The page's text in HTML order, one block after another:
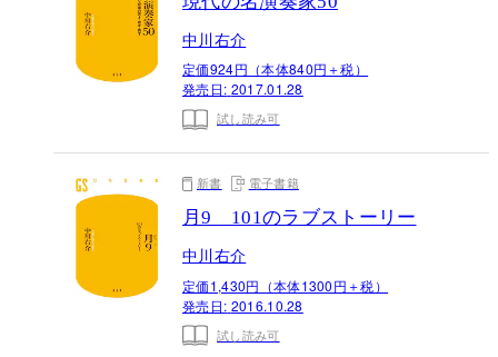
中川右介
定価924円（本体840円＋税）
発売日: 2017.01.28
試し読み可
新書 電子書籍
月9 101のラブストーリー
中川右介
定価1,430円（本体1300円＋税）
発売日: 2016.10.28
試し読み可